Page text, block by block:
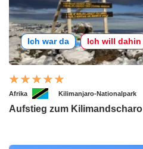
Ich war da Ich will dahin
Afrika Kilimanjaro-Nationalpark
Aufstieg zum Kilimandscharo